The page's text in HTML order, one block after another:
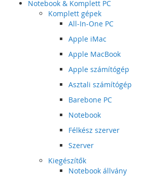
Notebook & Komplett PC
Komplett gépek
All-In-One PC
Apple iMac
Apple MacBook
Apple számítógép
Asztali számítógép
Barebone PC
Notebook
Félkész szerver
Szerver
Kiegészítők
Notebook állvány